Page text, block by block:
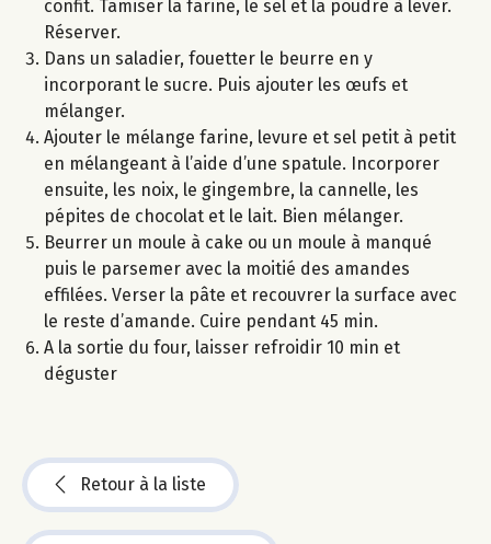
confit. Tamiser la farine, le sel et la poudre à lever.
Réserver.
Dans un saladier, fouetter le beurre en y
incorporant le sucre. Puis ajouter les œufs et
mélanger.
Ajouter le mélange farine, levure et sel petit à petit
en mélangeant à l’aide d’une spatule. Incorporer
ensuite, les noix, le gingembre, la cannelle, les
pépites de chocolat et le lait. Bien mélanger.
Beurrer un moule à cake ou un moule à manqué
puis le parsemer avec la moitié des amandes
effilées. Verser la pâte et recouvrer la surface avec
le reste d’amande. Cuire pendant 45 min.
A la sortie du four, laisser refroidir 10 min et
déguster
Retour à la liste